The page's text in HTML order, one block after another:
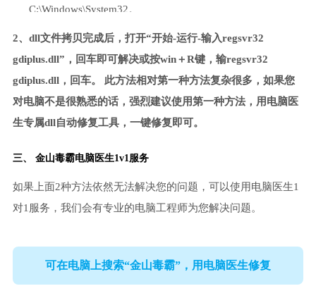
C:\Windows\System32。
2、dll文件拷贝完成后，打开“开始-运行-输入regsvr32
gdiplus.dll”，回车即可解决或按win＋R键，输regsvr32
gdiplus.dll，回车。 此方法相对第一种方法复杂很多，如果您
对电脑不是很熟悉的话，强烈建议使用第一种方法，用电脑医
生专属dll自动修复工具，一键修复即可。
三、 金山毒霸电脑医生1v1服务
如果上面2种方法依然无法解决您的问题，可以使用电脑医生1
对1服务，我们会有专业的电脑工程师为您解决问题。
可在电脑上搜索“金山毒霸”，用电脑医生修复